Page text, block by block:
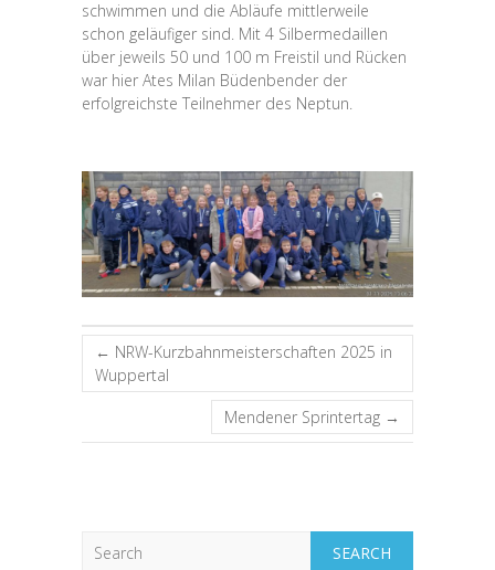
schwimmen und die Abläufe mittlerweile
schon geläufiger sind. Mit 4 Silbermedaillen
über jeweils 50 und 100 m Freistil und Rücken
war hier Ates Milan Büdenbender der
erfolgreichste Teilnehmer des Neptun.
← NRW-Kurzbahnmeisterschaften 2025 in
Wuppertal
Mendener Sprintertag →
Search